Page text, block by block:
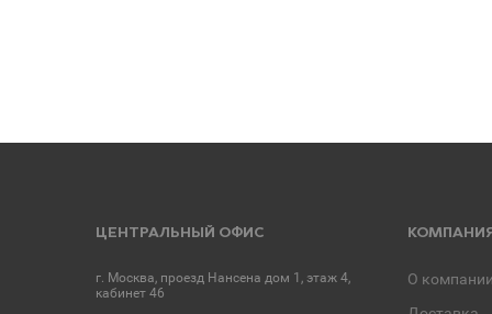
ЦЕНТРАЛЬНЫЙ ОФИС
г. Москва, проезд Нансена дом 1, этаж 4,
кабинет 46
О